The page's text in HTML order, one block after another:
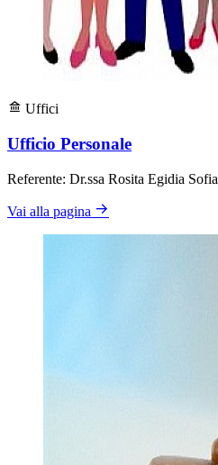
Uffici
Ufficio Personale
Referente: Dr.ssa Rosita Egidia Sofia
Vai alla pagina